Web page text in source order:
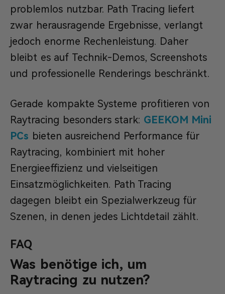
problemlos nutzbar. Path Tracing liefert
zwar herausragende Ergebnisse, verlangt
jedoch enorme Rechenleistung. Daher
bleibt es auf Technik-Demos, Screenshots
und professionelle Renderings beschränkt.
Gerade kompakte Systeme profitieren von
Raytracing besonders stark: GEEKOM Mini
PCs bieten ausreichend Performance für
Raytracing, kombiniert mit hoher
Energieeffizienz und vielseitigen
Einsatzmöglichkeiten. Path Tracing
dagegen bleibt ein Spezialwerkzeug für
Szenen, in denen jedes Lichtdetail zählt.
FAQ
Was benötige ich, um
Raytracing zu nutzen?